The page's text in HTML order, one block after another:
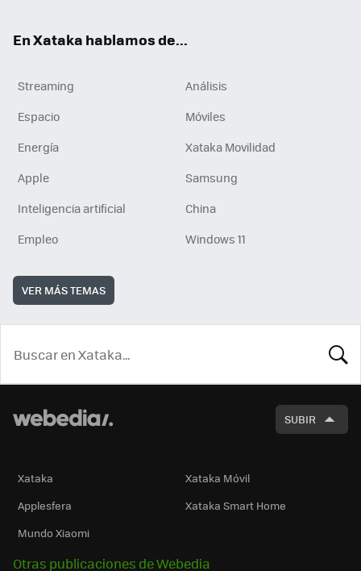
En Xataka hablamos de...
Streaming
Análisis
Espacio
Móviles
Energía
Xataka Movilidad
Apple
Samsung
Inteligencia artificial
China
Empleo
Windows 11
VER MÁS TEMAS
SUBIR
Xataka
Xataka Móvil
Applesfera
Xataka Smart Home
Mundo Xiaomi
Otras publicaciones de Webedia